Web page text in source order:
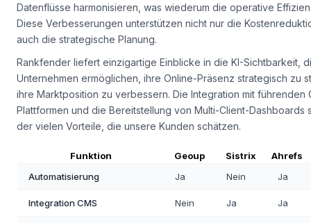
Datenflüsse harmonisieren, was wiederum die operative
Diese Verbesserungen unterstützen nicht nur die
auch die strategische Planung.
Rankfender liefert einzigartige Einblicke in die KI-Sichtbarkeit,
Unternehmen ermöglichen, ihre Online-Präsenz strategisch zu
ihre Marktposition zu verbessern. Die Integration mit führenden
Plattformen und die Bereitstellung von Multi-Client-Dashboards
der vielen Vorteile, die unsere Kunden schätzen.
Funktion Geoup Sistrix
Ahrefs
Automatisierung
Ja Nein Ja
Integration CMS Nein Ja Ja